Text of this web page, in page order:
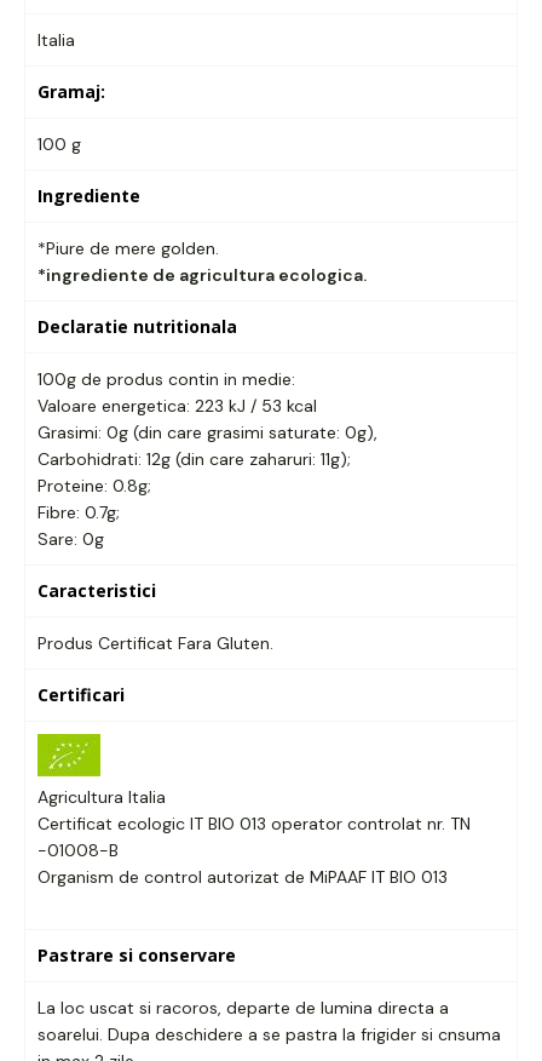
Italia
Gramaj:
100 g
Ingrediente
*Piure de mere golden.
*ingrediente de agricultura ecologica.
Declaratie nutritionala
100g de produs contin in medie:
Valoare energetica: 223 kJ / 53 kcal
Grasimi: 0g (din care grasimi saturate: 0g),
Carbohidrati: 12g (din care zaharuri: 11g);
Proteine: 0.8g;
Fibre: 0.7g;
Sare: 0g
Caracteristici
Produs Certificat Fara Gluten.
Certificari
Agricultura Italia
Certificat ecologic IT BIO 013 operator controlat nr. TN
-01008-B
Organism de control autorizat de MiPAAF IT BIO 013
Pastrare si conservare
La loc uscat si racoros, departe de lumina directa a
soarelui. Dupa deschidere a se pastra la frigider si cnsuma